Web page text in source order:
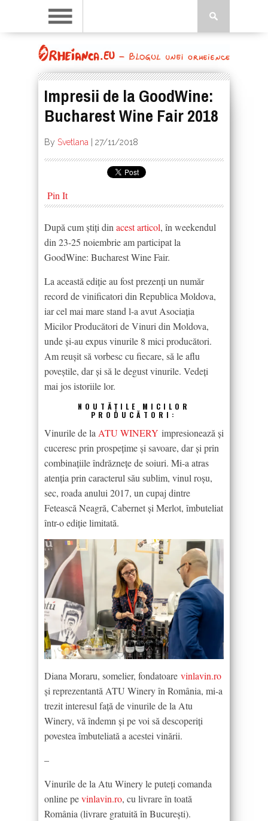
Impresii de la GoodWine:
Bucharest Wine Fair 2018
By Svetlana 27/11/2018
Pin It
După cum știți din acest articol, în weekendul
din 23-25 noiembrie am participat la
GoodWine: Bucharest Wine Fair.
La această ediție au fost prezenți un număr
record de vinificatori din Republica Moldova,
iar cel mai mare stand l-a avut Asociația
Micilor Producători de Vinuri din Moldova,
unde și-au expus vinurile 8 mici producători.
Am reușit să vorbesc cu fiecare, să le aflu
poveștile, dar și să le degust vinurile. Vedeți
mai jos istoriile lor.
NOUTĂȚILE MICILOR
PRODUCĂTORI:
Vinurile de la ATU WINERY impresionează și
cuceresc prin prospețime și savoare, dar și prin
combinațiile îndrăznețe de soiuri. Mi-a atras
atenția prin caracterul său sublim, vinul roșu,
sec, roada anului 2017, un cupaj dintre
Fetească Neagră, Cabernet și Merlot, îmbuteliat
într-o ediție limitată.
Diana Moraru, somelier, fondatoare vinlavin.ro
și reprezentantă ATU Winery în România, mi-a
trezit interesul față de vinurile de la Atu
Winery, vă îndemn și pe voi să descoperiți
povestea îmbuteliată a acestei vinării.
–
Vinurile de la Atu Winery le puteți comanda
online pevinlavin.ro, cu livrare în toată
România (livrare gratuită în București).